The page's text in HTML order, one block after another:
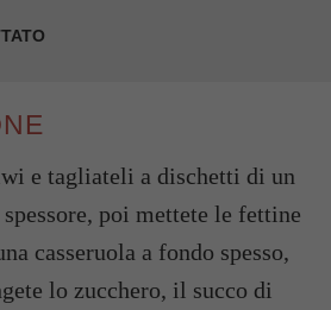
poi mettete le fettine
casseruola a fondo spesso,
lo zucchero, il succo di